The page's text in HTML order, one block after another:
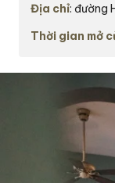
Địa chỉ: đường
Thời gian mở